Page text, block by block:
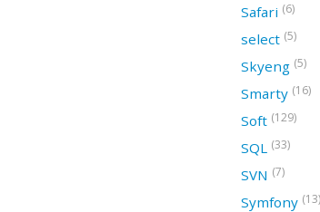
Safari (6)
select (5)
Skyeng (5)
Smarty (16)
Soft (129)
SQL (33)
SVN (7)
Symfony (13)